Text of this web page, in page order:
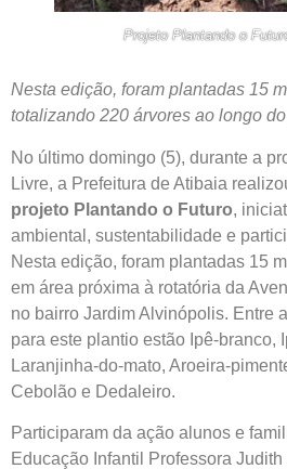
Projeto Plantando o
Nesta edição, foram plantadas 15
totalizando 220 árvores ao longo
No último domingo (5), durante a
Livre, a Prefeitura de Atibaia
projeto Plantando o Futuro,
ambiental, sustentabilidade e
Nesta edição, foram plantadas 15
em área próxima à rotatória da
no bairro Jardim Alvinópolis. Entre
para este plantio estão Ipê-branco,
Laranjinha-do-mato, Aroeira-
Cebolão e Dedaleiro.
Participaram da ação alunos e
Educação Infantil Professora